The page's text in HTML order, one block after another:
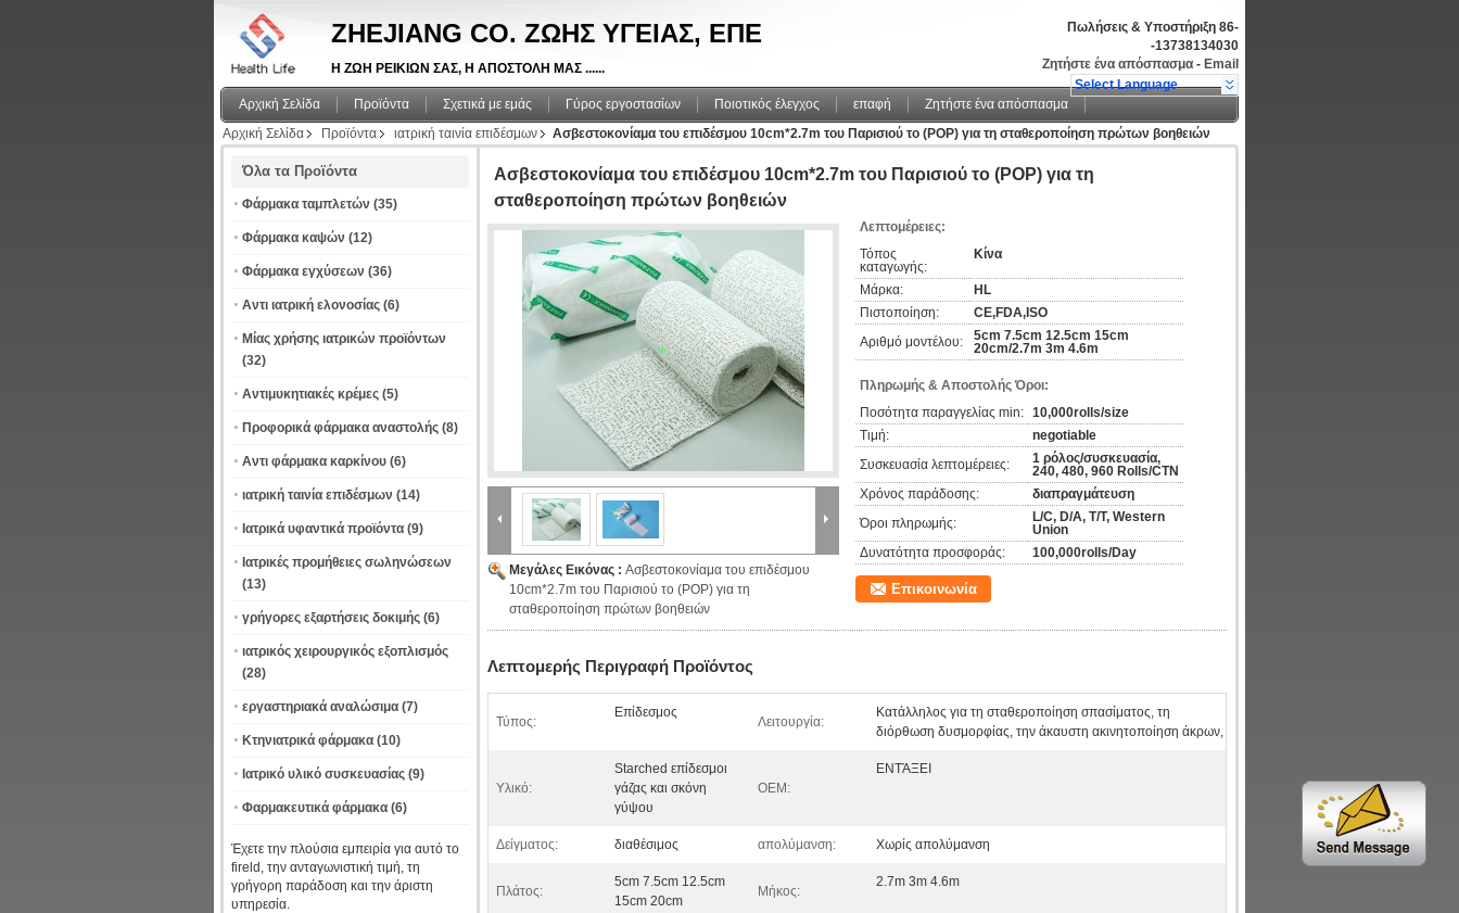
ZHEJIANG CO. ΖΩΗΣ ΥΓΕΙΑΣ, ΕΠΕ
Η ΖΩΗ ΡΕΙΚΙΩΝ ΣΑΣ, Η ΑΠΟΣΤΟΛΗ ΜΑΣ ......
Πωλήσεις & Υποστήριξη 86-
-13738134030
Ζητήστε ένα απόσπασμα - Email
Select Language
Αρχική Σελίδα
Προϊόντα Σχετικά με εμάς Γύρος εργοστασίων Ποιοτικός έλεγχος επαφή
Ζητήστε ένα απόσπασμα
Αρχική Σελίδα
Προϊόντα ιατρική ταινία επιδέσμων Ασβεστοκονίαμα του επιδέσμου 10cm*2.7m του Παρισιού το (POP) για τη σταθεροποίηση πρώτων βοηθειών
Όλα τα Προϊόντα
Φάρμακα ταμπλετών (35)
Φάρμακα καψών (12)
Φάρμακα εγχύσεων (36)
Αντι ιατρική ελονοσίας (6)
Μίας χρήσης ιατρικών προϊόντων
(32)
Αντιμυκητιακές κρέμες (5)
Προφορικά φάρμακα αναστολής (8)
Αντι φάρμακα καρκίνου (6)
ιατρική ταινία επιδέσμων (14)
Ιατρικά υφαντικά προϊόντα (9)
Ιατρικές προμήθειες σωληνώσεων
(13)
γρήγορες εξαρτήσεις δοκιμής (6)
ιατρικός χειρουργικός εξοπλισμός
(28)
εργαστηριακά αναλώσιμα (7)
Κτηνιατρικά φάρμακα (10)
Ιατρικό υλικό συσκευασίας (9)
Φαρμακευτικά φάρμακα (6)
Έχετε την πλούσια εμπειρία για αυτό το
fireld, την ανταγωνιστική τιμή, τη
γρήγορη παράδοση και την άριστη
υπηρεσία.
Ασβεστοκονίαμα του επιδέσμου 10cm*2.7m του Παρισιού το (POP) για τη
σταθεροποίηση πρώτων βοηθειών
Μεγάλες Εικόνας : Ασβεστοκονίαμα του επιδέσμου
10cm*2.7m του Παρισιού το (POP) για τη
σταθεροποίηση πρώτων βοηθειών
Λεπτομέρειες:
Τόπος
καταγωγής:
Κίνα
Μάρκα:
HL
Πιστοποίηση:
CE,FDA,ISO
Αριθμό μοντέλου:
5cm 7.5cm 12.5cm 15cm
20cm/2.7m 3m 4.6m
Πληρωμής & Αποστολής Όροι:
Ποσότητα παραγγελίας min: 10,000rolls/size
Τιμή:
negotiable
Συσκευασία λεπτομέρειες:
1 ρόλος/συσκευασία,
240, 480, 960 Rolls/CTN
Χρόνος παράδοσης:
διαπραγμάτευση
Όροι πληρωμής:
L/C, D/A, T/T, Western
Union
Δυνατότητα προσφοράς:
100,000rolls/Day
Επικοινωνία
Λεπτομερής Περιγραφή Προϊόντος
Τύπος:
Επίδεσμος
Λειτουργία:
Κατάλληλος για τη σταθεροποίηση σπασίματος, τη
διόρθωση δυσμορφίας, την άκαυστη ακινητοποίηση άκρων,
Υλικό:
Starched επίδεσμοι
γάζας και σκόνη
γύψου
OEM:
ΕΝΤΆΞΕΙ
Δείγματος: διαθέσιμος απολύμανση: Χωρίς απολύμανση
Πλάτος:
5cm 7.5cm 12.5cm
15cm 20cm
Μήκος:
2.7m 3m 4.6m